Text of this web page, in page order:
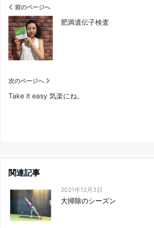
前のページへ
肥満遺伝子検査
次のページへ
Take it easy 気楽にね。
関連記事
2021年12月3日
大掃除のシーズン